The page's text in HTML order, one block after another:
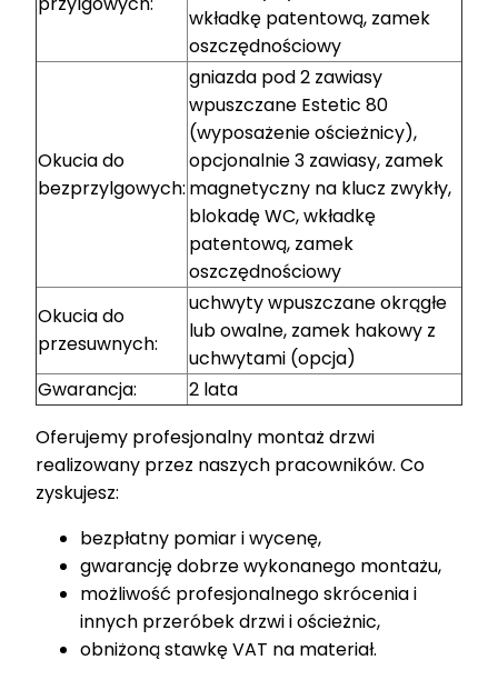
wkładkę patentową, zamek
oszczędnościowy
Okucia do
bezprzylgowych:
gniazda pod 2 zawiasy
wpuszczane Estetic 80
(wyposażenie ościeżnicy),
opcjonalnie 3 zawiasy, zamek
magnetyczny na klucz zwykły,
blokadę WC, wkładkę
patentową, zamek
oszczędnościowy
Okucia do
przesuwnych:
uchwyty wpuszczane okrągłe
lub owalne, zamek hakowy z
uchwytami (opcja)
Gwarancja:
2 lata
Oferujemy profesjonalny montaż drzwi
realizowany przez naszych pracowników. Co
zyskujesz:
bezpłatny pomiar i wycenę,
gwarancję dobrze wykonanego montażu,
możliwość profesjonalnego skrócenia i
innych przeróbek drzwi i ościeżnic,
obniżoną stawkę VAT na materiał.